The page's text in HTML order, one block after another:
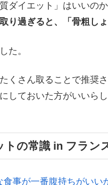
ダイエット」はいいのか
り過ぎると、「骨粗し
た。
くさん取ることで推奨
しておいた方がいいら
トの常識 in フラ
食事が一番腹持ちがい